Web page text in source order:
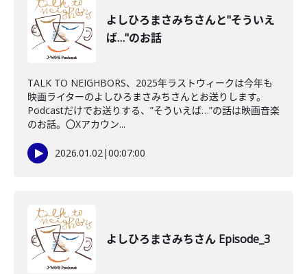
よしひろまさみちさんと"そういえ
ば…"のお話
TALK TO NEIGHBORS、2025年ラストウィークは今年も
映画ライターのよしひろまさみちさんとお送りします。
Podcastだけでお送りする、”そういえば…”の話は映画音楽
のお話。〇Xアカウン...
2026.01.02|00:07:00
よしひろまさみちさん Episode_3